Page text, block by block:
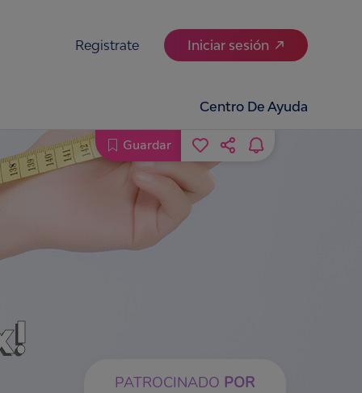
Registrate Iniciar sesión
Centro De Ayuda
PATROCINADO POR
Guardar